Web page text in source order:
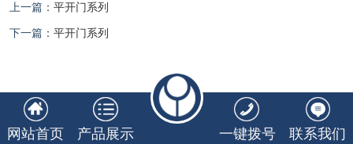
上一篇：平开门系列
下一篇：平开门系列
网站首页 产品展示 一键拨号 联系我们